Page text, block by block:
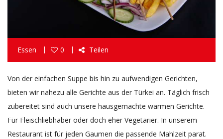
Essen 0 Teilen
Von der einfachen Suppe bis hin zu aufwendigen Gerichten,
bieten wir nahezu alle Gerichte aus der Türkei an. Täglich frisch
zubereitet sind auch unsere hausgemachte warmen Gerichte.
Für Fleischliebhaber oder doch eher Vegetarier. In unserem
Restaurant ist für jeden Gaumen die passende Mahlzeit parat.